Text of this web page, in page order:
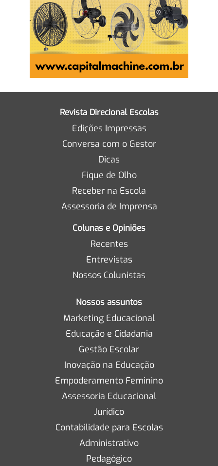
Revista Direcional Escolas
Edições Impressas
Conversa com o Gestor
Dicas
Fique de Olho
Receber na Escola
Assessoria de Imprensa
Colunas e Opiniões
Recentes
Entrevistas
Nossos Colunistas
Nossos assuntos
Marketing Educacional
Educação e Cidadania
Gestão Escolar
Inovação na Educação
Empoderamento Feminino
Assessoria Educacional
Jurídico
Contabilidade para Escolas
Administrativo
Pedagógico